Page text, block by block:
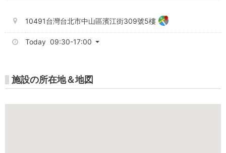
10491台灣台北市中山區濱江街309號5樓
Today 09:30-17:00
施設の所在地＆地図